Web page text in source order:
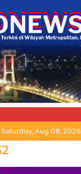
Saturday, Aug 08, 2026